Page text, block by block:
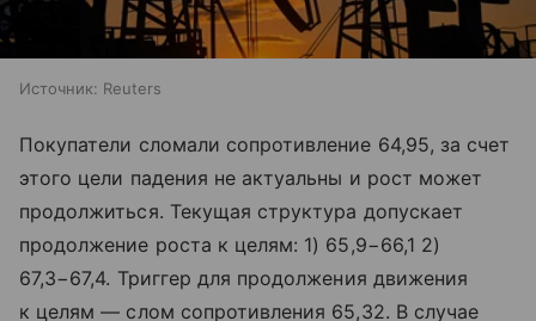
Источник: Reuters
Покупатели сломали сопротивление 64,95, за счет
этого цели падения не актуальны и рост может
продолжиться. Текущая структура допускает
продолжение роста к целям: 1) 65,9−66,1 2)
67,3−67,4. Триггер для продолжения движения
к целям — слом сопротивления 65,32. В случае